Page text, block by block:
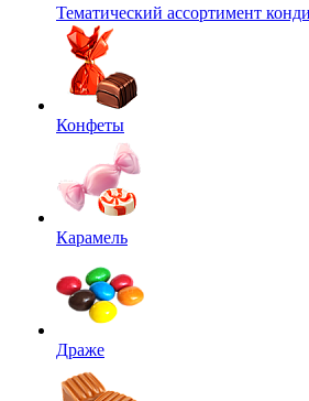
Тематический ассортимент
Конфеты
Карамель
Драже